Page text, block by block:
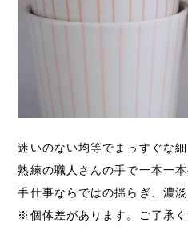
迷いのない均等でまっすぐな
熟練の職人さんの手で一本一本
手仕事ならではの揺らぎ、濃
※個体差があります。ご了承く